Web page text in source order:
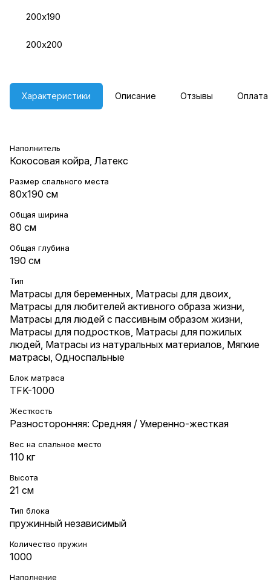
200х190
200х200
Характеристики Описание Отзывы Оплата
Наполнитель
Кокосовая койра, Латекс
Размер спального места
80х190 см
Общая ширина
80 см
Общая глубина
190 см
Тип
Матрасы для беременных Матрасы для двоих
Матрасы для любителей активного образа жизни
Матрасы для людей с пассивным образом жизни
Матрасы для подростков Матрасы для пожилых
людей Матрасы из натуральных материалов Мягкие
матрасы Односпальные
Блок матраса
TFK-1000
Жесткость
Разносторонняя: Средняя / Умеренно-жесткая
Вес на cпальное место
110 кг
Высота
21 см
Тип блока
пружинный независимый
Количество пружин
1000
Наполнение